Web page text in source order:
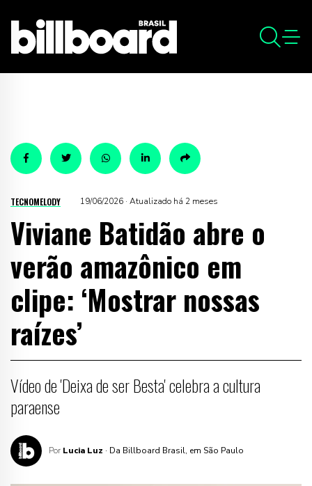
TECNOMELODY 19/06/2026 · Atualizado há 2 meses
Viviane Batidão abre o
verão amazônico em
clipe: ‘Mostrar nossas
raízes’
Vídeo de 'Deixa de ser Besta' celebra a cultura
paraense
Por Lucia Luz · Da Billboard Brasil, em São Paulo